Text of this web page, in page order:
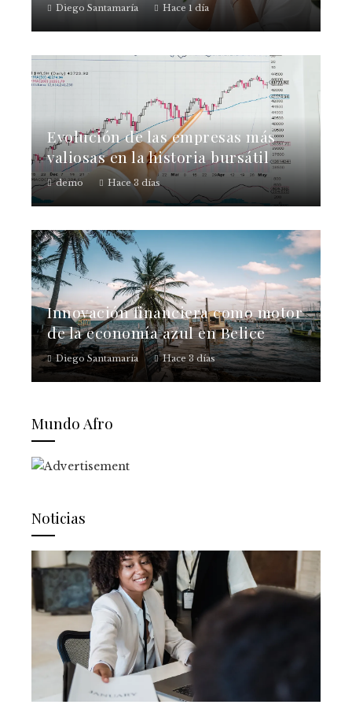
Diego Santamaría Hace 1 día
Evolución de las empresas más
valiosas en la historia bursátil
demo Hace 3 días
Innovación financiera como motor
de la economía azul en Belice
Diego Santamaría Hace 3 días
Mundo Afro
Noticias